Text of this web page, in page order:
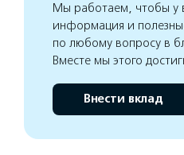
Мы работаем, чтобы у
информация и
по любому вопросу в
Вместе мы этого
Внести вклад